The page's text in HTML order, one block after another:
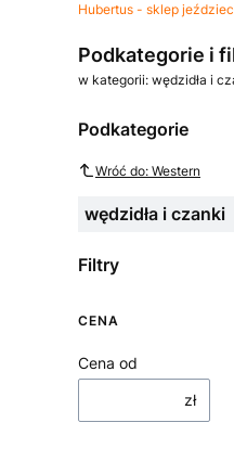
Hubertus - sklep
Podkategorie i
w kategorii: wędzidła i
Podkategorie
Wróć do: Western
wędzidła i czanki
Filtry
CENA
Cena od
zł